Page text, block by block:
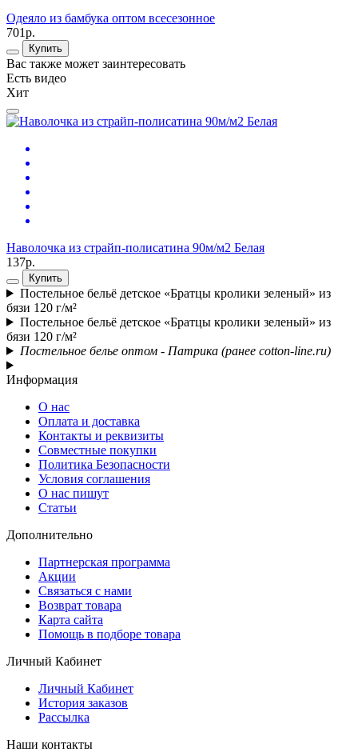
Одеяло из бамбука оптом всесезонное
701р.
Купить
Вас также может заинтересовать
Есть видео
Хит
Наволочка из страйп-полисатина 90м/м2 Белая
137р.
Купить
Постельное бельё детское «Братцы кролики зеленый» из
бязи 120 г/м²
Постельное бельё детское «Братцы кролики зеленый» из
бязи 120 г/м²
Постельное белье оптом - Патрика (ранее cotton-line.ru)
Информация
О нас
Оплата и доставка
Контакты и реквизиты
Совместные покупки
Политика Безопасности
Условия соглашения
О нас пишут
Статьи
Дополнительно
Партнерская программа
Акции
Связаться с нами
Возврат товара
Карта сайта
Помощь в подборе товара
Личный Кабинет
Личный Кабинет
История заказов
Рассылка
Наши контакты